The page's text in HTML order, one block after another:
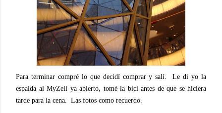
Para terminar compré lo que decidícomprar y salí.
Le di yo la
espalda al MyZeil ya abierto, tomé la bici antes de que se hiciera
tarde para la cena.
Las fotos como recuerdo.